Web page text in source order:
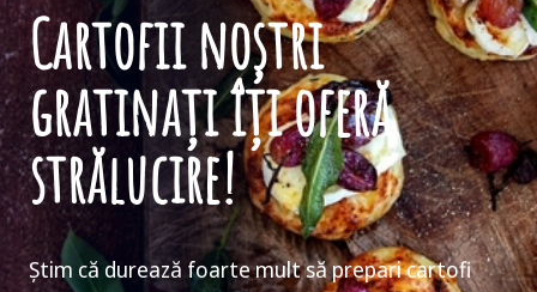
Cartofii noștri
gratinați îți oferă
strălucire!
Știm că durează foarte mult să prepari cartofi